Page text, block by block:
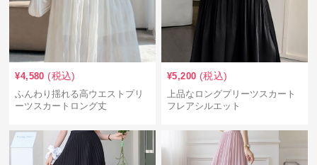
¥4,580 (税込)
ふんわり揺れる高ウエストプリ
ーツスカートロング丈
¥5,200 (税込)
上品なロングプリーツスカート
フレアシルエット